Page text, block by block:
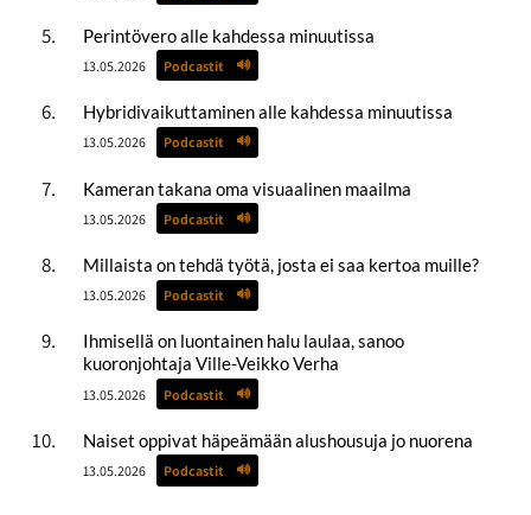
Perintövero alle kahdessa minuutissa
13.05.2026 Podcastit
Hybridivaikuttaminen alle kahdessa minuutissa
13.05.2026 Podcastit
Kameran takana oma visuaalinen maailma
13.05.2026 Podcastit
Millaista on tehdä työtä, josta ei saa kertoa muille?
13.05.2026 Podcastit
Ihmisellä on luontainen halu laulaa, sanoo
kuoronjohtaja Ville-Veikko Verha
13.05.2026 Podcastit
Naiset oppivat häpeämään alushousuja jo nuorena
13.05.2026 Podcastit